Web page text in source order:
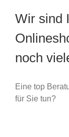
Wir sind
noch
Eine top
für Sie tun?